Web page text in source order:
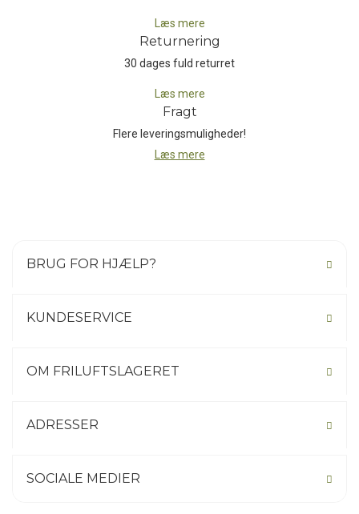
Læs mere
Returnering
30 dages fuld returret
Læs mere
Fragt
Flere leveringsmuligheder!
Læs mere
BRUG FOR HJÆLP?
KUNDESERVICE
OM FRILUFTSLAGERET
ADRESSER
SOCIALE MEDIER